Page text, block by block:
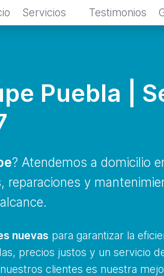
Servicios Testimonios
Puebla |
? Atendemos a domicilio
reparaciones y
nuevas para garantizar la
precios justos y un servicio
clientes es nuestra